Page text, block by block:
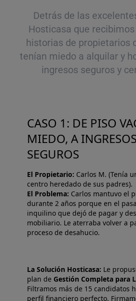
Detrás de las
Hosticasa que
historias de propietarios
tenían miedo a alquilar y
ingresos seguros y
CASO 1: DE PISO
MIEDO, A
SEGUROS
El Propietario: Carlos M. (Tenía
centro heredado de sus padres).
El Problema: Carlos mantuvo el
durante 2 años porque en el
inquilino que dejó de pagar y
mobiliario. Le aterraba volver a
proceso de desahucio.
La Solución Hosticasa: Le
plan de Gestión Completa para
Filtramos más de 15 candidatos
perfil financiero perfecto.